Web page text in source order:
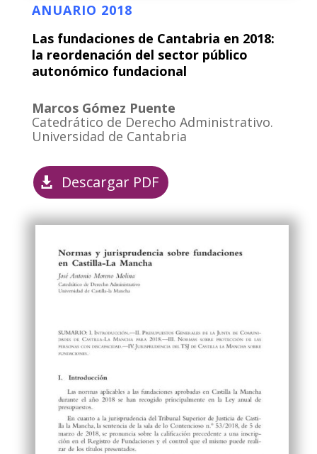
ANUARIO 2018
Las fundaciones de Cantabria en 2018:
la reordenación del sector público
autonómico fundacional
Marcos Gómez Puente
Catedrático de Derecho Administrativo.
Universidad de Cantabria
Descargar PDF